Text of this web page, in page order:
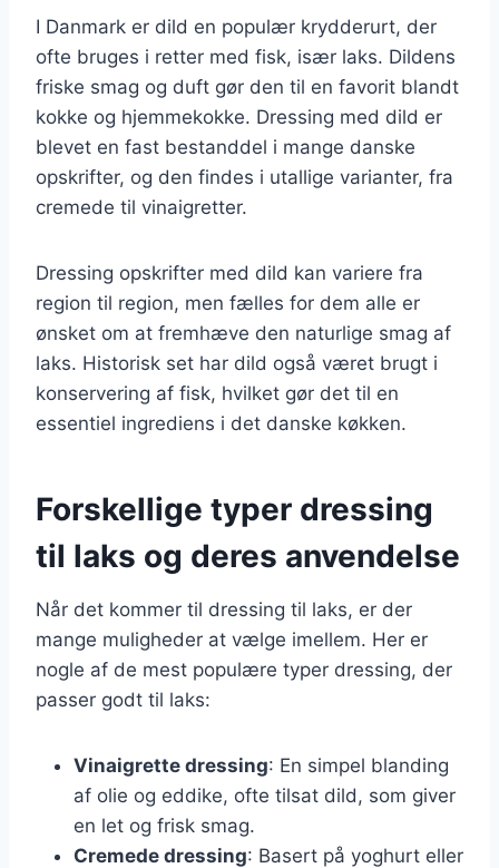
I Danmark er dild en populær krydderurt, der
ofte bruges i retter med fisk, især laks. Dildens
friske smag og duft gør den til en favorit blandt
kokke og hjemmekokke. Dressing med dild er
blevet en fast bestanddel i mange danske
opskrifter, og den findes i utallige varianter, fra
cremede til vinaigretter.
Dressing opskrifter med dild kan variere fra
region til region, men fælles for dem alle er
ønsket om at fremhæve den naturlige smag af
laks. Historisk set har dild også været brugt i
konservering af fisk, hvilket gør det til en
essentiel ingrediens i det danske køkken.
Forskellige typer dressing
til laks og deres anvendelse
Når det kommer til dressing til laks, er der
mange muligheder at vælge imellem. Her er
nogle af de mest populære typer dressing, der
passer godt til laks:
Vinaigrette dressing: En simpel blanding
af olie og eddike, ofte tilsat dild, som giver
en let og frisk smag.
Cremede dressing: Basert på yoghurt eller